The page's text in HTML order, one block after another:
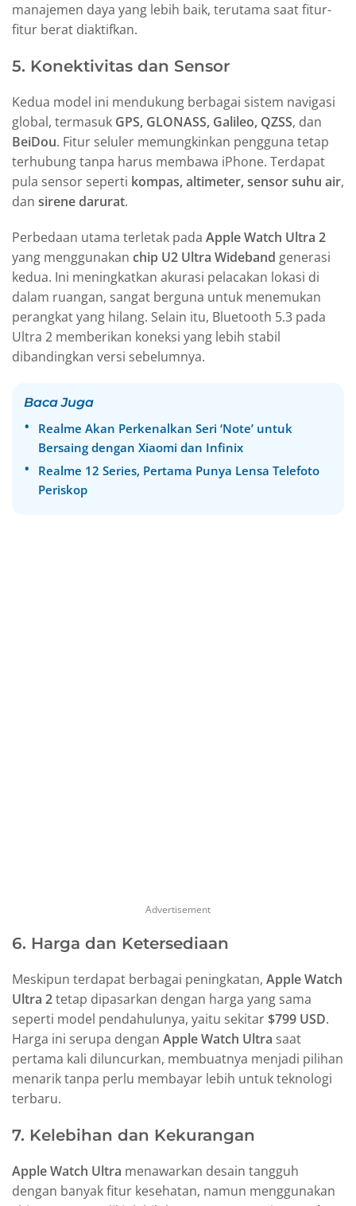
manajemen daya yang lebih baik, terutama saat fitur-
fitur berat diaktifkan.
5. Konektivitas dan Sensor
Kedua model ini mendukung berbagai sistem navigasi
global, termasuk GPS, GLONASS, Galileo, QZSS, dan
BeiDou. Fitur seluler memungkinkan pengguna tetap
terhubung tanpa harus membawa iPhone. Terdapat
pula sensor seperti kompas, altimeter, sensor suhu air,
dan sirene darurat.
Perbedaan utama terletak pada Apple Watch Ultra 2
yang menggunakan chip U2 Ultra Wideband generasi
kedua. Ini meningkatkan akurasi pelacakan lokasi di
dalam ruangan, sangat berguna untuk menemukan
perangkat yang hilang. Selain itu, Bluetooth 5.3 pada
Ultra 2 memberikan koneksi yang lebih stabil
dibandingkan versi sebelumnya.
Baca Juga
Realme Akan Perkenalkan Seri ‘Note’ untuk
Bersaing dengan Xiaomi dan Infinix
Realme 12 Series, Pertama Punya Lensa Telefoto
Periskop
Advertisement
6. Harga dan Ketersediaan
Meskipun terdapat berbagai peningkatan, Apple Watch
Ultra 2tetap dipasarkan dengan harga yang sama
seperti model pendahulunya, yaitu sekitar $799 USD.
Harga ini serupa dengan Apple Watch Ultra saat
pertama kali diluncurkan, membuatnya menjadi pilihan
menarik tanpa perlu membayar lebih untuk teknologi
terbaru.
7. Kelebihan dan Kekurangan
Apple Watch Ultra menawarkan desain tangguh
dengan banyak fitur kesehatan, namun menggunakan